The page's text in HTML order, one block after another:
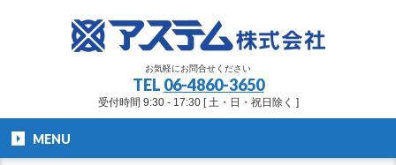
お気軽にお問合せください
TEL 06-4860-3650
受付時間 9:30 - 17:30 [ 土・日・祝日除く ]
MENU